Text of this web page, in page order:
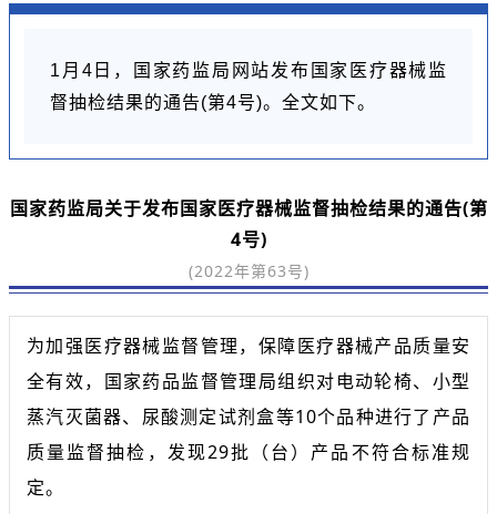
1月4日，国家药监局网站发布国家医疗器械监
督抽检结果的通告(第4号)。全文如下。
国家药监局关于发布国家医疗器械监督抽检结果的通告(第
4号)
(2022年第63号)
为加强医疗器械监督管理，保障医疗器械产品质量安
全有效，国家药品监督管理局组织对电动轮椅、小型
蒸汽灭菌器、尿酸测定试剂盒等10个品种进行了产品
质量监督抽检，发现29批（台）产品不符合标准规
定。